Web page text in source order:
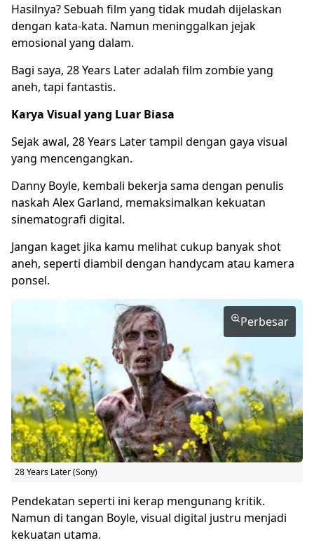
Hasilnya? Sebuah film yang tidak mudah dijelaskan
dengan kata-kata. Namun meninggalkan jejak
emosional yang dalam.
Bagi saya, 28 Years Later adalah film zombieyang
aneh, tapi fantastis.
Karya Visual yang Luar Biasa
Sejak awal, 28 Years Later tampil dengan gaya visual
yang mencengangkan.
Danny Boyle, kembali bekerja sama dengan penulis
naskah Alex Garland, memaksimalkan kekuatan
sinematografi digital.
Jangan kaget jika kamu melihat cukup banyak shot
aneh, seperti diambil dengan handycam atau kamera
ponsel.
Perbesar
28 Years Later (Sony)
Pendekatan seperti ini kerap mengunang kritik.
Namun di tangan Boyle, visual digital justru menjadi
kekuatan utama.